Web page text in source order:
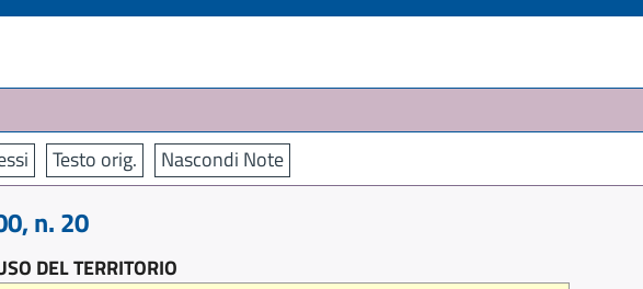
Testo orig. Nascondi Note
n. 20
DEL TERRITORIO